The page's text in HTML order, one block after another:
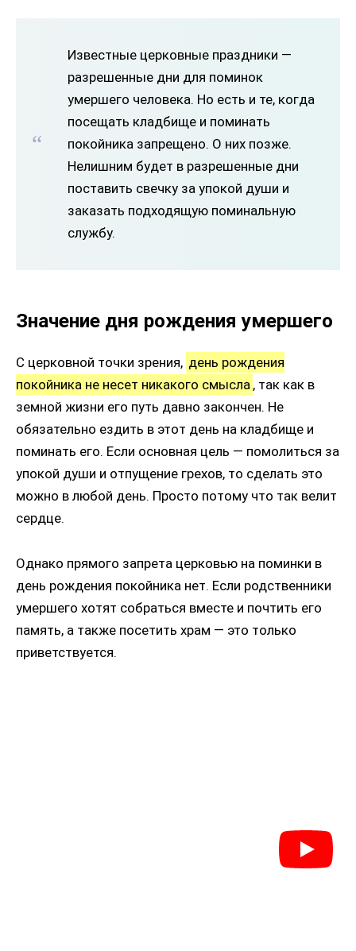
Известные церковные праздники —
разрешенные дни для поминок
умершего человека. Но есть и те, когда
посещать кладбище и поминать
покойника запрещено. О них позже.
Нелишним будет в разрешенные дни
поставить свечку за упокой души и
заказать подходящую поминальную
службу.
Значение дня рождения умершего
С церковной точки зрения, день рождения
покойника не несет никакого смысла , так как в
земной жизни его путь давно закончен. Не
обязательно ездить в этот день на кладбище и
поминать его. Если основная цель — помолиться за
упокой души и отпущение грехов, то сделать это
можно в любой день. Просто потому что так велит
сердце.
Однако прямого запрета церковью на поминки в
день рождения покойника нет. Если родственники
умершего хотят собраться вместе и почтить его
память, а также посетить храм — это только
приветствуется.